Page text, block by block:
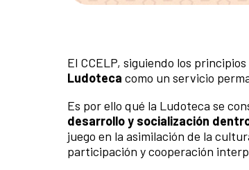
El CCELP, siguiendo los
Ludoteca como un servicio
Es por ello qué la Ludoteca se
desarrollo y socialización
juego en la asimilación de la
participación y cooperación